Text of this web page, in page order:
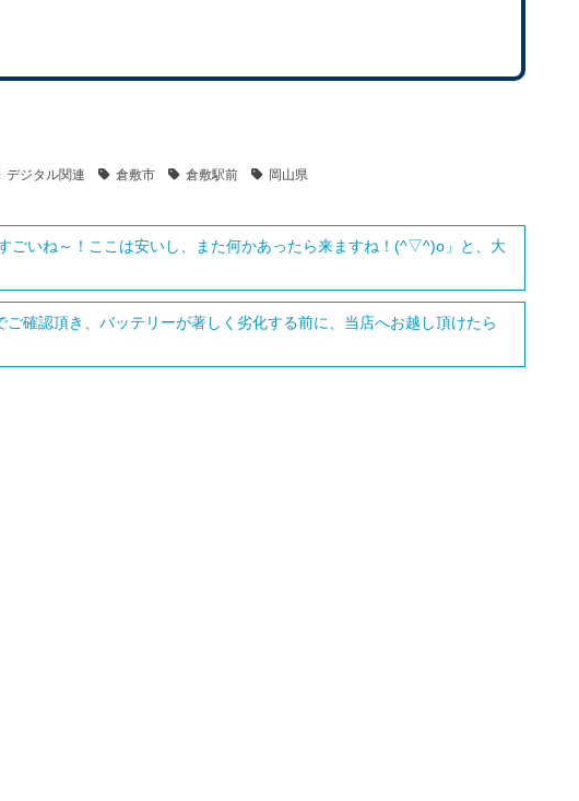
デジタル関連 倉敷市 倉敷駅前 岡山県
ごいね～！ここは安いし、また何かあったら来ますね！(^▽^)o」と、大
確認頂き、バッテリーが著しく劣化する前に、当店へお越し頂けたら